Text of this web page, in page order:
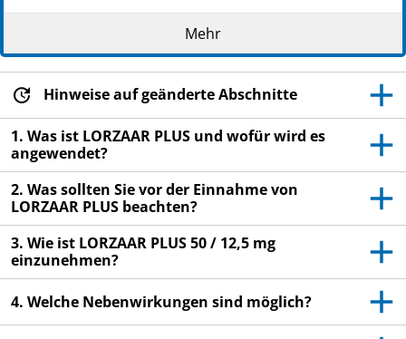
Wenn Sie weitere Fragen haben, wenden Sie sich
an Ihren Arzt, Apotheker oder das medizinische
Fachpersonal.
Dieses Arzneimittel wurde Ihnen persönlich
verschrieben. Geben Sie es nicht an Dritte weiter.
Es kann anderen Menschen schaden, auch wenn
diese vermeintlich die gleichen Beschwerden
haben wie Sie.
Wenn Sie Nebenwirkungen bemerken, wenden Sie
sich an Ihren Arzt, Apotheker oder das
medizinische Fachpersonal. Dies gilt auch für
Nebenwirkungen, die nicht in dieser
Packungsbeilage angegeben sind. Siehe Abschnitt
4.
Mehr
Hinweise auf geänderte Abschnitte
1. Was ist LORZAAR PLUS und wofür wird es
angewendet?
2. Was sollten Sie vor der Einnahme von
LORZAAR PLUS beachten?
3. Wie ist LORZAAR PLUS 50 / 12,5 mg
einzunehmen?
4. Welche Nebenwirkungen sind möglich?